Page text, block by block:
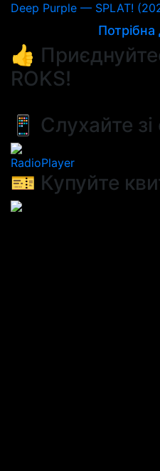
Deep Purple — SPLAT!
👍
ROKS!
📱 Слухайте
RadioPlayer
🎫 Купуйте